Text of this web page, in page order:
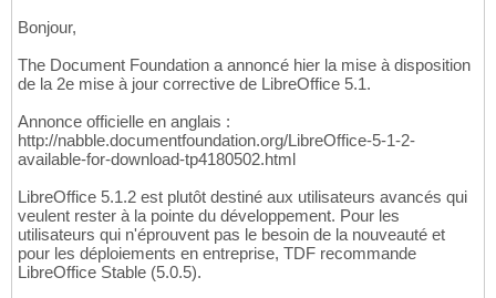
Bonjour,
The Document Foundation a annoncé hier la mise à disposition
de la 2e mise à jour corrective de LibreOffice 5.1.
Annonce officielle en anglais :
http://nabble.documentfoundation.org/LibreOffice-5-1-2-
available-for-download-tp4180502.html
LibreOffice 5.1.2 est plutôt destiné aux utilisateurs avancés qui
veulent rester à la pointe du développement. Pour les
utilisateurs qui n'éprouvent pas le besoin de la nouveauté et
pour les déploiements en entreprise, TDF recommande
LibreOffice Stable (5.0.5).